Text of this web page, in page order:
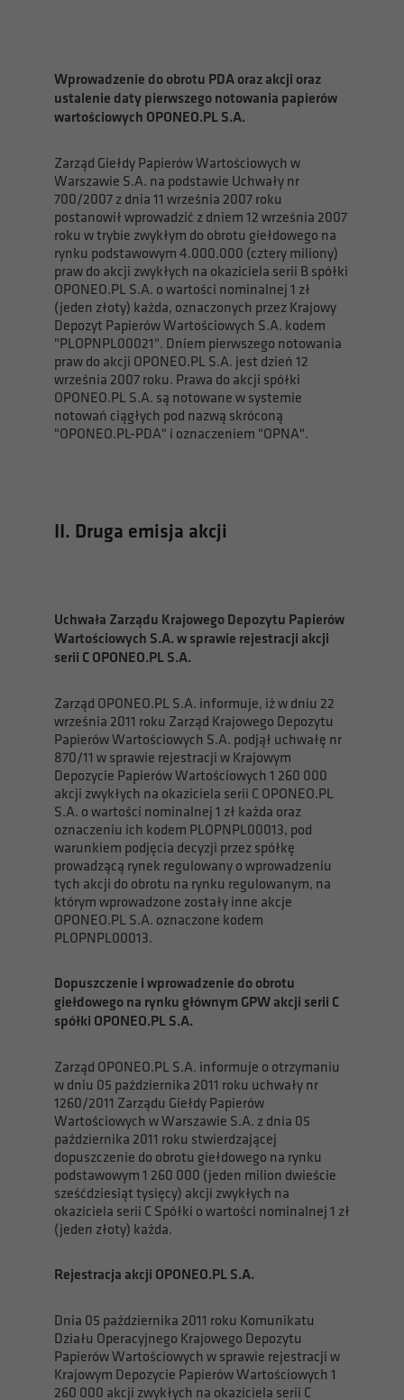
Wprowadzenie do obrotu PDA oraz akcji oraz
ustalenie daty pierwszego notowania papierów
wartościowych OPONEO.PL S.A.
Zarząd Giełdy Papierów Wartościowych w
Warszawie S.A. na podstawie Uchwały nr
700/2007 z dnia 11 września 2007 roku
postanowił wprowadzić z dniem 12 września 2007
roku w trybie zwykłym do obrotu giełdowego na
rynku podstawowym 4.000.000 (cztery miliony)
praw do akcji zwykłych na okaziciela serii B spółki
OPONEO.PL S.A. o wartości nominalnej 1 zł
(jeden złoty) każda, oznaczonych przez Krajowy
Depozyt Papierów Wartościowych S.A. kodem
"PLOPNPL00021". Dniem pierwszego notowania
praw do akcji OPONEO.PL S.A. jest dzień 12
września 2007 roku. Prawa do akcji spółki
OPONEO.PL S.A. są notowane w systemie
notowań ciągłych pod nazwą skróconą
"OPONEO.PL-PDA" i oznaczeniem "OPNA".
II. Druga emisja akcji
Uchwała Zarządu Krajowego Depozytu Papierów
Wartościowych S.A. w sprawie rejestracji akcji
serii C OPONEO.PL S.A.
Zarząd OPONEO.PL S.A. informuje, iż w dniu 22
września 2011 roku Zarząd Krajowego Depozytu
Papierów Wartościowych S.A. podjął uchwałę nr
870/11 w sprawie rejestracji w Krajowym
Depozycie Papierów Wartościowych 1 260 000
akcji zwykłych na okaziciela serii C OPONEO.PL
S.A. o wartości nominalnej 1 zł każda oraz
oznaczeniu ich kodem PLOPNPL00013, pod
warunkiem podjęcia decyzji przez spółkę
prowadzącą rynek regulowany o wprowadzeniu
tych akcji do obrotu na rynku regulowanym, na
którym wprowadzone zostały inne akcje
OPONEO.PL S.A. oznaczone kodem
PLOPNPL00013.
Dopuszczenie i wprowadzenie do obrotu
giełdowego na rynku głównym GPW akcji serii C
spółki OPONEO.PL S.A.
Zarząd OPONEO.PL S.A. informuje o otrzymaniu
w dniu 05 października 2011 roku uchwały nr
1260/2011 Zarządu Giełdy Papierów
Wartościowych w Warszawie S.A. z dnia 05
października 2011 roku stwierdzającej
dopuszczenie do obrotu giełdowego na rynku
podstawowym 1 260 000 (jeden milion dwieście
sześćdziesiąt tysięcy) akcji zwykłych na
okaziciela serii C Spółki o wartości nominalnej 1 zł
(jeden złoty) każda.
Rejestracja akcji OPONEO.PL S.A.
Dnia 05 października 2011 roku Komunikatu
Działu Operacyjnego Krajowego Depozytu
Papierów Wartościowych w sprawie rejestracji w
Krajowym Depozycie Papierów Wartościowych 1
260 000 akcji zwykłych na okaziciela serii C